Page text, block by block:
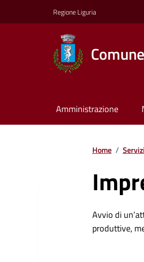
Regione Liguria
Amministrazione
Home / Servizi
Avvio di
produttive,